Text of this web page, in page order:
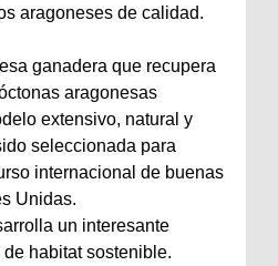
aragoneses de calidad.
ganadera que recupera
aragonesas
extensivo, natural y
seleccionada para
internacional de buenas
Unidas.
un interesante
habitat sostenible.